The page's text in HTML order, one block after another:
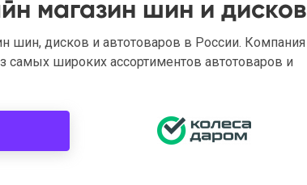
магазин шин и дисков
шин, дисков и автотоваров в России. Компания
самых широких ассортиментов автотоваров и